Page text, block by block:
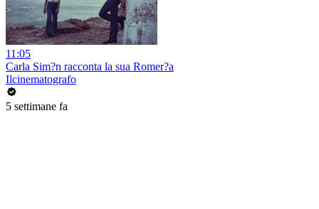
11:05
Carla Sim?n racconta la sua Romer?a
Ilcinematografo
5 settimane fa